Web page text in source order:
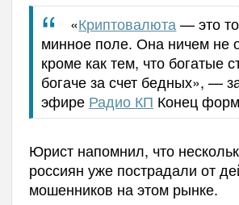
«Криптовалюта — это
минное поле. Она ничем не
кроме как тем, что богатые
богаче за счет бедных», —
эфире Радио КП Конец
Юрист напомнил, что
россиян уже пострадали от
мошенников на этом рынке.